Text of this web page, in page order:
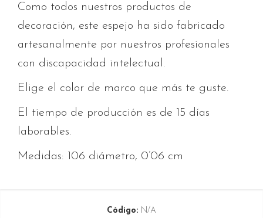
Como todos nuestros productos de
decoración, este espejo ha sido fabricado
artesanalmente por nuestros profesionales
con discapacidad intelectual.
Elige el color de marco que más te guste.
El tiempo de producción es de 15 días
laborables.
Medidas: 106 diámetro, 0’06 cm
Código: N/A